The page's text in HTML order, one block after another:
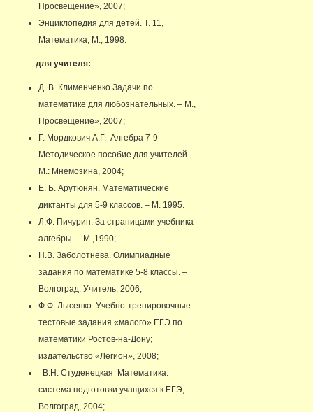
Просвещение», 2007;
Энциклопедия для детей. Т. 11,
Математика, М., 1998.
для учителя:
Д. В. Клименченко Задачи по
математике для любознательных. – М.,
Просвещение», 2007;
Г. Мордкович А.Г. Алгебра 7-9
Методическое пособие для учителей. –
М.: Мнемозина, 2004;
Е. Б. Арутюнян. Математические
диктанты для 5-9 классов. – М. 1995.
Л.Ф. Пичурин. За страницами учебника
алгебры. – М.,1990;
Н.В. Заболотнева. Олимпиадные
задания по математике 5-8 классы. –
Волгоград: Учитель, 2006;
Ф.Ф. Лысенко Учебно-тренировочные
тестовые задания «малого» ЕГЭ по
математики Ростов-на-Дону;
издательство «Легион», 2008;
В.Н. Студенецкая Математика:
система подготовки учащихся к ЕГЭ,
Волгоград, 2004;